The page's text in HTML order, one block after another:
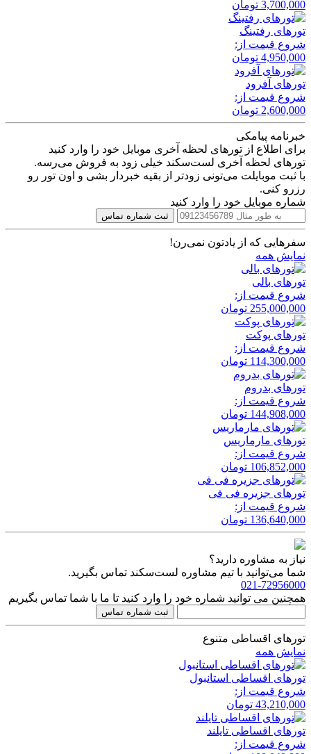
3,700,000 تومان
تور‌های رفتینگ
شروع قیمت از:
4,950,000 تومان
تور‌های آفرود
شروع قیمت از:
2,600,000 تومان
خبرنامه پیامکی
برای اطلاع از تورهای لحظه آخری موبایل خود را وارد کنید
تورهای لحظه آخری لست‌سکند خیلی زود به فروش می‌رسه.
با ثبت موبایلت می‌تونی زودتر از بقیه خبردار بشی و اون تور رو
رزرو کنی.
شماره موبایل خود را وارد کنید
ثبت شماره تماس
سفرهایی که از یادتون نمی‌رن!
نمایش همه
تور‌های بالی
شروع قیمت از:
255,000,000 تومان
تور‌های پوکت
شروع قیمت از:
114,300,000 تومان
تور‌های بدروم
شروع قیمت از:
144,908,000 تومان
تور‌های مارماریس
شروع قیمت از:
106,852,000 تومان
تور‌های جزیره فی فی
شروع قیمت از:
136,640,000 تومان
نیاز به مشاوره دارید؟
شما می‌توانید با تیم مشاوره لست‌سکند تماس بگیرید.
021-72956000
همچنین می توانید شماره خود را وارد کنید تا ما با شما تماس بگیریم
ثبت شماره تماس
تورهای اقساطی متنوع
نمایش همه
تور‌های اقساطی استانبول
شروع قیمت از:
43,210,000 تومان
تور‌های اقساطی تایلند
شروع قیمت از: